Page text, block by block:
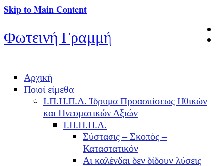
Skip to Main Content
Φωτεινή Γραμμή
Αρχική
Ποιοί είμεθα
Ι.Π.Η.Π.Α. Ίδρυμα Προασπίσεως Ηθικών
και Πνευματικών Αξιών
Ι.Π.Η.Π.Α.
Σύστασις – Σκοπός –
Καταστατικόν
Αι καλένδαι δεν δίδουν λύσεις